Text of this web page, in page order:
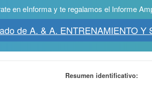
en eInforma y te regalamos el Informe
de A. & A. ENTRENAMIENTO Y
Resumen identificativo: